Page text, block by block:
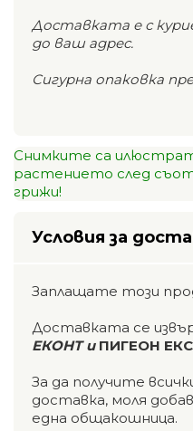
Доставката е с
до ваш адрес.
Сигурна опаковка
Снимките са
растението след
грижи!
Условия за
Заплащате този
Доставката се
ЕКОНТ и ПИГЕОН
За да получите
доставка, моля
една общакошница.